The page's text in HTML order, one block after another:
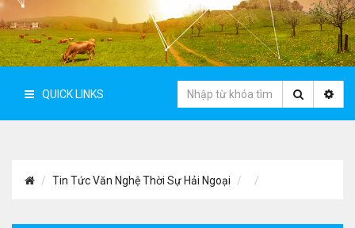
QUICK LINKS
Tin Tức Văn Nghệ Thời Sự Hải Ngoại